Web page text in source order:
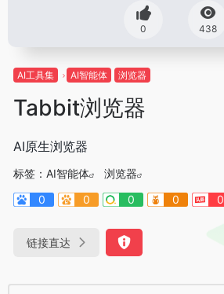
0 438
AI工具集 AI智能体 浏览器
Tabbit浏览器
AI原生浏览器
标签： AI智能体
浏览器
0
0 0 0 0
链接直达